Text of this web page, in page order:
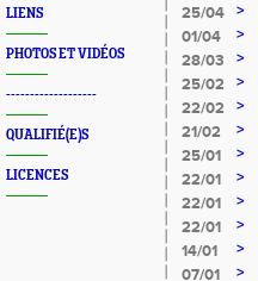
LIENS
PHOTOS ET VIDÉOS
-------------------
QUALIFIÉ(E)S
LICENCES
25/04
>
01/04
>
28/03
>
25/02
>
22/02
>
21/02
>
25/01 >
22/01 >
22/01 >
22/01
>
14/01
>
07/01
>